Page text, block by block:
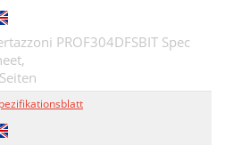
PROF304DFSBIT Spec